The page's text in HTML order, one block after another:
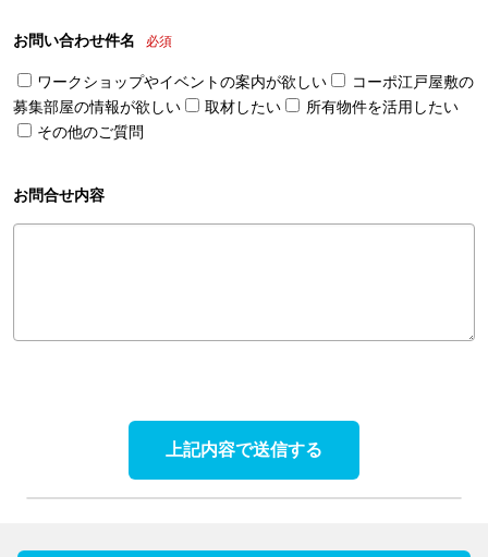
お問い合わせ件名 必須
ワークショップやイベントの案内が欲しい
コーポ江戸屋敷の
募集部屋の情報が欲しい
取材したい
所有物件を活用したい
その他のご質問
お問合せ内容